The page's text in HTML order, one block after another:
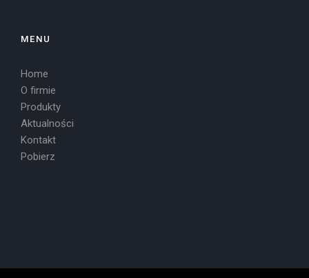
MENU
Home
O firmie
Produkty
Aktualności
Kontakt
Pobierz